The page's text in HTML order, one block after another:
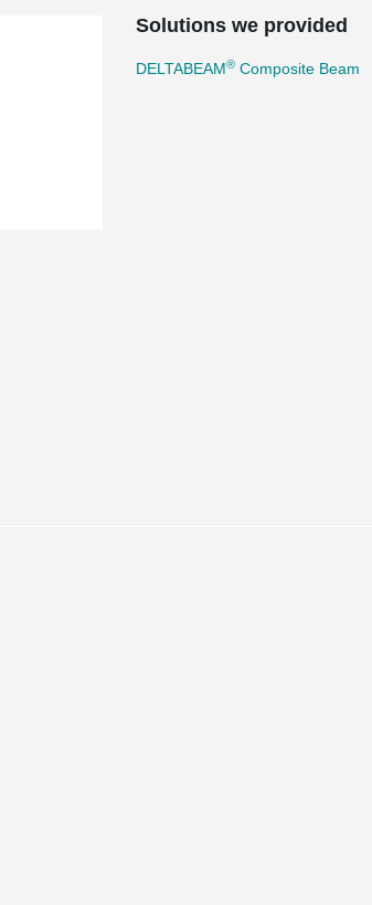
Solutions we provided
DELTABEAM® Composite Beam